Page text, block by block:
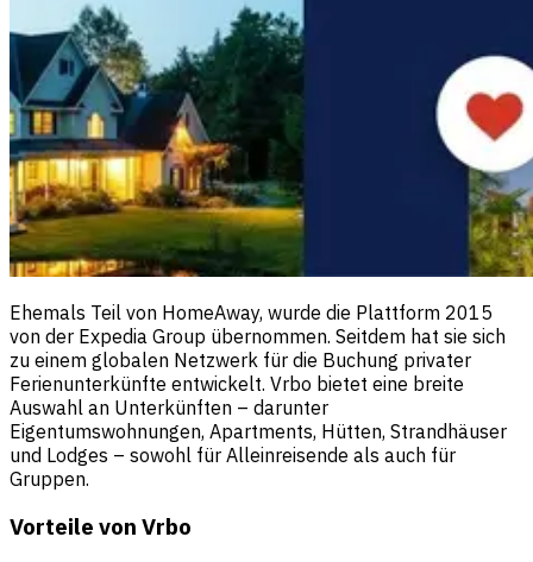
Ehemals Teil von HomeAway, wurde die Plattform 2015
von der Expedia Group übernommen. Seitdem hat sie sich
zu einem globalen Netzwerk für die Buchung privater
Ferienunterkünfte entwickelt. Vrbo bietet eine breite
Auswahl an Unterkünften – darunter
Eigentumswohnungen, Apartments, Hütten, Strandhäuser
und Lodges – sowohl für Alleinreisende als auch für
Gruppen.
Vorteile von Vrbo